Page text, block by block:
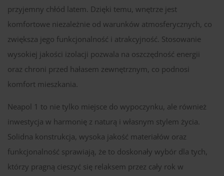
przyjemny chłód latem. Dzięki temu, wnętrze jest
komfortowe niezależnie od warunków atmosferycznych, co
zwiększa jego funkcjonalność i atrakcyjność. Stosowanie
wysokiej jakości izolacji pozwala na oszczędność energii
oraz chroni przed hałasem zewnętrznym, co podnosi
komfort mieszkania.
Neapol 1 to nie tylko miejsce do wypoczynku, ale również
inwestycja w harmonię z naturą i własnym stylem życia.
Solidna konstrukcja, wysoka jakość materiałów oraz
funkcjonalność sprawiają, że to doskonały wybór dla tych,
którzy pragną cieszyć się relaksem przez cały rok w